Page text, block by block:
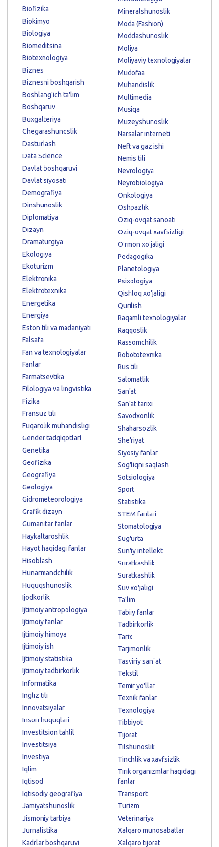
Biofizika
Biokimyo
Biologiya
Biomeditsina
Biotexnologiya
Biznes
Biznesni boshqarish
Boshlang'ich ta'lim
Boshqaruv
Buxgalteriya
Chegarashunoslik
Dasturlash
Data Science
Davlat boshqaruvi
Davlat siyosati
Demografiya
Dinshunoslik
Diplomatiya
Dizayn
Dramaturgiya
Ekologiya
Ekoturizm
Elektronika
Elektrotexnika
Energetika
Energiya
Eston tili va madaniyati
Falsafa
Fan va texnologiyalar
Fanlar
Farmatsevtika
Filologiya va lingvistika
Fizika
Fransuz tili
Fuqarolik muhandisligi
Gender tadqiqotlari
Genetika
Geofizika
Geografiya
Geologiya
Gidrometeorologiya
Grafik dizayn
Gumanitar fanlar
Haykaltaroshlik
Hayot haqidagi fanlar
Hisoblash
Hunarmandchilik
Huquqshunoslik
Ijodkorlik
Ijtimoiy antropologiya
Ijtimoiy fanlar
Ijtimoiy himoya
Ijtimoiy ish
Ijtimoiy statistika
Ijtimoiy tadbirkorlik
Informatika
Ingliz tili
Innovatsiyalar
Inson huquqlari
Investitsion tahlil
Investitsiya
Investiya
Iqlim
Iqtisod
Iqtisodiy geografiya
Jamiyatshunoslik
Jismoniy tarbiya
Jurnalistika
Kadrlar boshqaruvi
Mineralshunoslik
Moda (Fashion)
Moddashunoslik
Moliya
Moliyaviy texnologiyalar
Mudofaa
Muhandislik
Multimedia
Musiqa
Muzeyshunoslik
Narsalar interneti
Neft va gaz ishi
Nemis tili
Nevrologiya
Neyrobiologiya
Onkologiya
Oshpazlik
Oziq-ovqat sanoati
Oziq-ovqat xavfsizligi
Oʻrmon xoʻjaligi
Pedagogika
Planetologiya
Psixologiya
Qishloq xo'jaligi
Qurilish
Raqamli texnologiyalar
Raqqoslik
Rassomchilik
Robototexnika
Rus tili
Salomatlik
San'at
San'at tarixi
Savodxonlik
Shaharsozlik
She'riyat
Siyosiy fanlar
Sog'liqni saqlash
Sotsiologiya
Sport
Statistika
STEM fanlari
Stomatologiya
Sug'urta
Sun'iy intellekt
Suratkashlik
Suratkashlik
Suv xo'jaligi
Ta'lim
Tabiiy fanlar
Tadbirkorlik
Tarix
Tarjimonlik
Tasviriy sanʼat
Tekstil
Temir yo'llar
Texnik fanlar
Texnologiya
Tibbiyot
Tijorat
Tilshunoslik
Tinchlik va xavfsizlik
Tirik organizmlar haqidagi
fanlar
Transport
Turizm
Veterinariya
Xalqaro munosabatlar
Xalqaro tijorat